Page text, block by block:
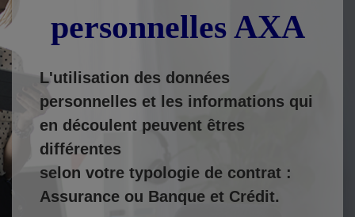
personnelles AXA
L'utilisation des données
personnelles et les informations qui
en découlent peuvent êtres
différentes
selon votre typologie de contrat :
Assurance ou Banque et Crédit.